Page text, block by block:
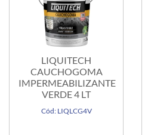
LIQUITECH
CAUCHOGOMA
IMPERMEABILIZANTE
VERDE 4 LT
Cód: LIQLCG4V